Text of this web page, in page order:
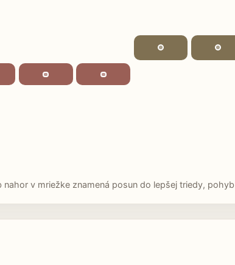
v mriežke znamená posun do lepšej triedy,